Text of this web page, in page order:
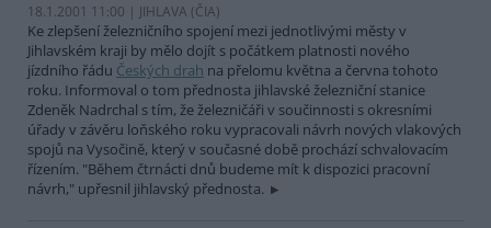
18.1.2001 11:00 | JIHLAVA (ČIA)
Ke zlepšení železničního spojení mezi jednotlivými městy v
Jihlavském kraji by mělo dojít s počátkem platnosti nového
jízdního řádu Českých drah na přelomu května a června tohoto
roku. Informoval o tom přednosta jihlavské železniční stanice
Zdeněk Nadrchal s tím, že železničáři v součinnosti s okresními
úřady v závěru loňského roku vypracovali návrh nových vlakových
spojů na Vysočině, který v současné době prochází schvalovacím
řízením. "Během čtrnácti dnů budeme mít k dispozici pracovní
návrh," upřesnil jihlavský přednosta.